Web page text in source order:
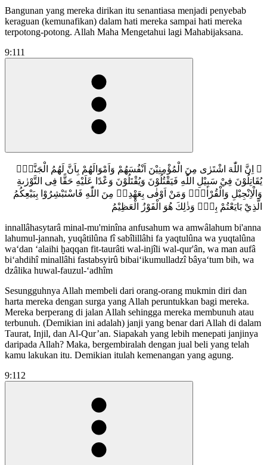
Bangunan yang mereka dirikan itu senantiasa menjadi penyebab
keraguan (kemunafikan) dalam hati mereka sampai hati mereka
terpotong-potong. Allah Maha Mengetahui lagi Mahabijaksana.
9:111
۞ اِنَّ اللّٰهَ اشْتَرٰى مِنَ الْمُؤْمِنِيْنَ اَنْفُسَهُمْ وَاَمْوَالَهُمْ بِاَنَّ لَهُمُ الْجَنَّةَۗ
يُقَاتِلُوْنَ فِيْ سَبِيْلِ اللّٰهِ فَيَقْتُلُوْنَ وَيُقْتَلُوْنَ وَعْدًا عَلَيْهِ حَقًّا فِى التَّوْرٰىةِ
وَالْاِنْجِيْلِ وَالْقُرْاٰنِۗ وَمَنْ اَوْفٰى بِعَهْدِهٖ مِنَ اللّٰهِ فَاسْتَبْشِرُوْا بِبَيْعِكُمُ
الَّذِيْ بَايَعْتُمْ بِهٖۗ وَذٰلِكَ هُوَ الْفَوْزُ الْعَظِيْمُ
innallâhasytarâ minal-mu'minîna anfusahum wa amwâlahum bi'anna
lahumul-jannah, yuqâtilûna fî sabîlillâhi fa yaqtulûna wa yuqtalûna
wa‘dan ‘alaihi ḫaqqan fit-taurâti wal-injîli wal-qur'ân, wa man aufâ
bi‘ahdihî minallâhi fastabsyirû bibai‘ikumulladzî bâya‘tum bih, wa
dzâlika huwal-fauzul-‘adhîm
Sesungguhnya Allah membeli dari orang-orang mukmin diri dan
harta mereka dengan surga yang Allah peruntukkan bagi mereka.
Mereka berperang di jalan Allah sehingga mereka membunuh atau
terbunuh. (Demikian ini adalah) janji yang benar dari Allah di dalam
Taurat, Injil, dan Al-Qur’an. Siapakah yang lebih menepati janjinya
daripada Allah? Maka, bergembiralah dengan jual beli yang telah
kamu lakukan itu. Demikian itulah kemenangan yang agung.
9:112